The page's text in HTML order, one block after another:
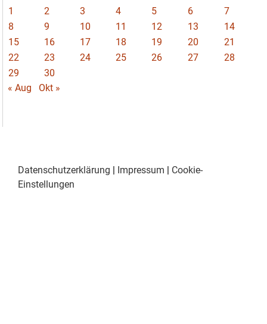
1 2 3 4 5 6
7
8
9 10 11 12 13
14
15
16 17 18 19 20
21
22
23 24 25 26 27
28
29
30
« Aug
Okt »
Datenschutzerklärung | Impressum | Cookie-
Einstellungen